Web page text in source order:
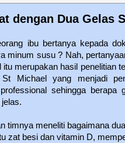
dengan Dua Gelas
ibu bertanya kepada
minum susu ? Nah,
itu merupakan hasil penelitian
Michael yang menjadi
sehingga
timnya meneliti bagaimana
zat besi dan vitamin D,